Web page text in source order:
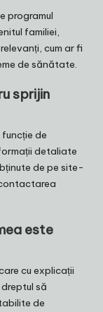
programul
familiei,
cum ar fi
de sănătate.
sprijin
de
detaliate
de pe site-
este
cu explicații
să
de